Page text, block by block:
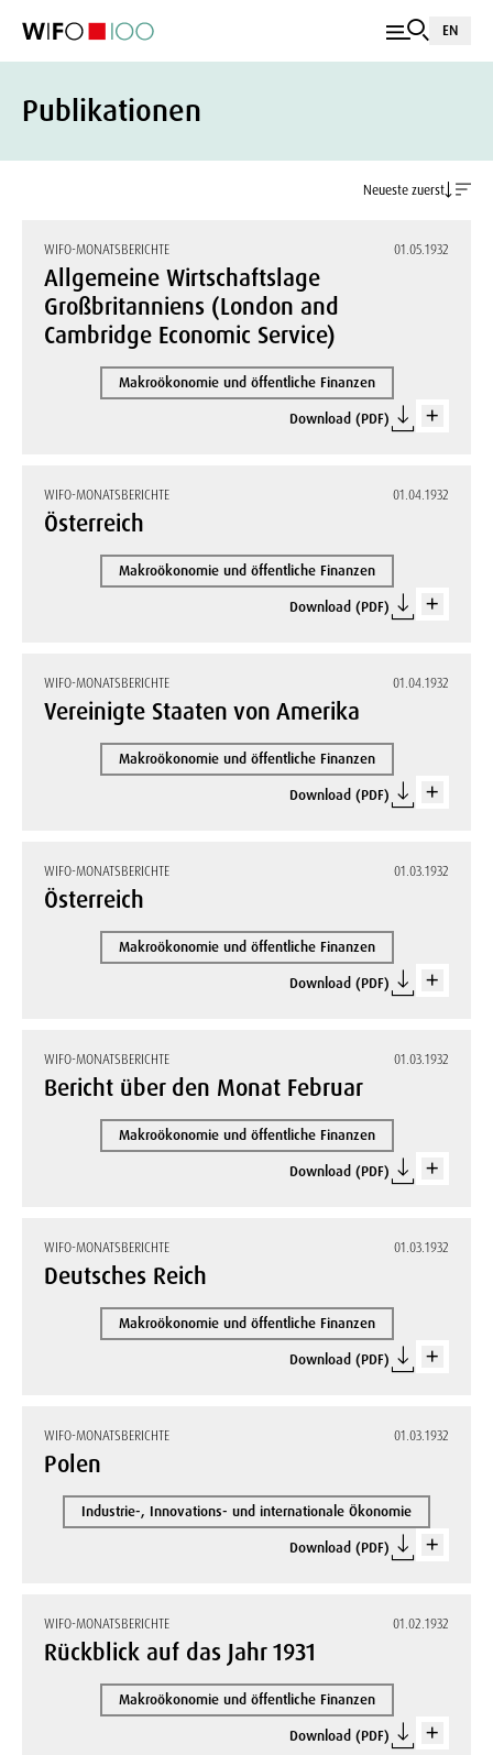
EN
Publikationen
Neueste zuerst
WIFO-MONATSBERICHTE 01.05.1932
Allgemeine Wirtschaftslage
Großbritanniens (London and
Cambridge Economic Service)
Makroökonomie und öffentliche Finanzen
Download (PDF)
WIFO-MONATSBERICHTE 01.04.1932
Österreich
Makroökonomie und öffentliche Finanzen
Download (PDF)
WIFO-MONATSBERICHTE 01.04.1932
Vereinigte Staaten von Amerika
Makroökonomie und öffentliche Finanzen
Download (PDF)
WIFO-MONATSBERICHTE 01.03.1932
Österreich
Makroökonomie und öffentliche Finanzen
Download (PDF)
WIFO-MONATSBERICHTE 01.03.1932
Bericht über den Monat Februar
Makroökonomie und öffentliche Finanzen
Download (PDF)
WIFO-MONATSBERICHTE 01.03.1932
Deutsches Reich
Makroökonomie und öffentliche Finanzen
Download (PDF)
WIFO-MONATSBERICHTE 01.03.1932
Polen
Industrie-, Innovations- und internationale Ökonomie
Download (PDF)
WIFO-MONATSBERICHTE 01.02.1932
Rückblick auf das Jahr 1931
Makroökonomie und öffentliche Finanzen
Download (PDF)